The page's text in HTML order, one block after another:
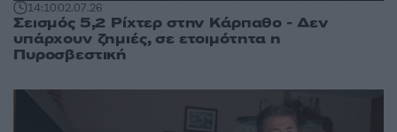
14:1002.07.26
Σεισμός 5,2 Ρίχτερ στην Κάρπαθο - Δεν
υπάρχουν ζημιές, σε ετοιμότητα η
Πυροσβεστική